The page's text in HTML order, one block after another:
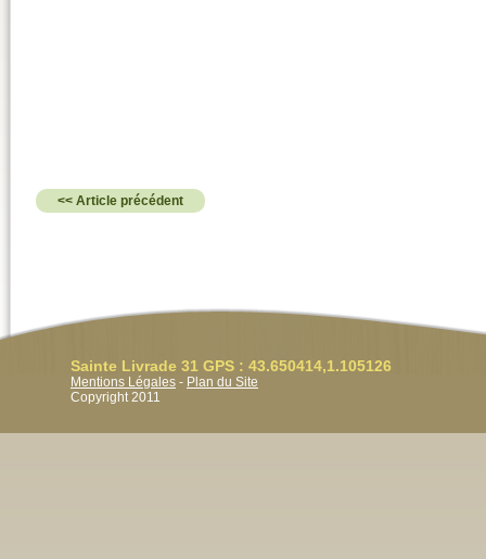
<< Article précédent
Sainte Livrade 31 GPS : 43.650414,1.105126
Mentions Légales - Plan du Site
Copyright 2011